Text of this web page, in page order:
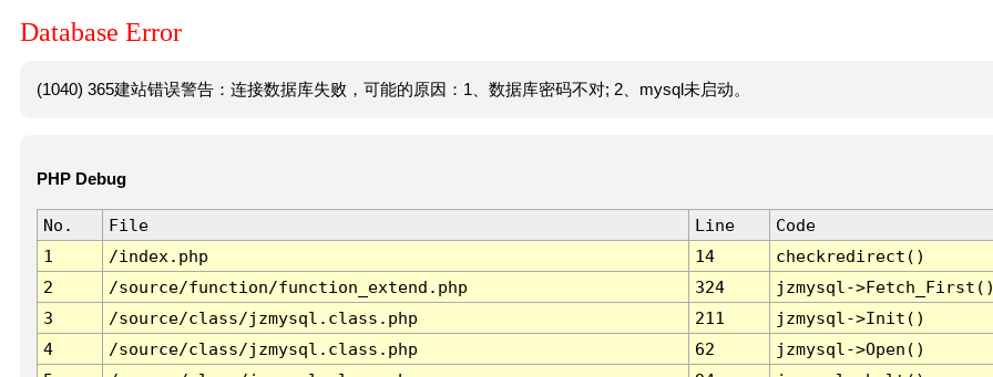
Database Error
(1040) 365建站错误警告：连接数据库失败，可能的原因：1、数据库密码不对; 2、mysql未启动。
PHP Debug
No. File Line
Code
1
/index.php 14
checkredirect()
2
/source/function/function_extend.php 324
jzmysql-
3
/source/class/jzmysql.class.php 211
jzmysql->Init()
4
/source/class/jzmysql.class.php 62
jzmysql->Open()